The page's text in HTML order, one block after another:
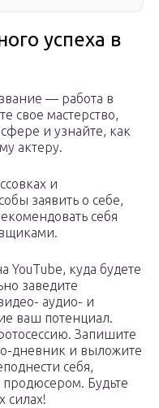
успеха в
— работа в
свое мастерство,
и узнайте, как
актеру.
и
заявить о себе,
себя
YouTube, куда будете
заведите
аудио- и
ваш потенциал.
Запишите
дневник и выложите
себя,
Будьте
силах!